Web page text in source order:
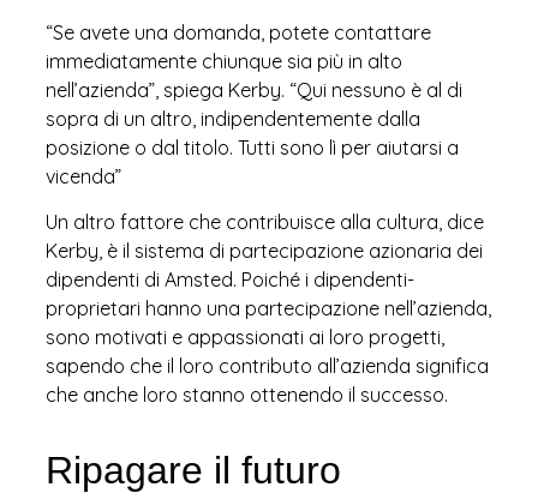
“Se avete una domanda, potete contattare
immediatamente chiunque sia più in alto
nell’azienda”, spiega Kerby. “Qui nessuno è al di
sopra di un altro, indipendentemente dalla
posizione o dal titolo. Tutti sono lì per aiutarsi a
vicenda”
Un altro fattore che contribuisce alla cultura, dice
Kerby, è il sistema di partecipazione azionaria dei
dipendenti di Amsted. Poiché i dipendenti-
proprietari hanno una partecipazione nell’azienda,
sono motivati e appassionati ai loro progetti,
sapendo che il loro contributo all’azienda significa
che anche loro stanno ottenendo il successo.
Ripagare il futuro